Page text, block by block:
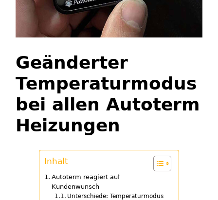
Geänderter
Temperaturmodus
bei allen Autoterm
Heizungen
Inhalt
Autoterm reagiert auf
Kundenwunsch
Unterschiede: Temperaturmodus